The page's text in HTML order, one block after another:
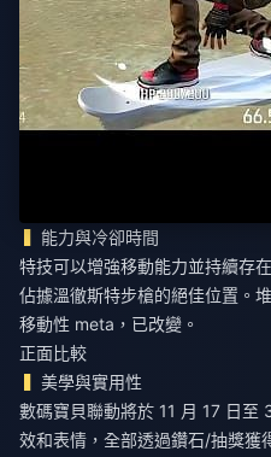
能力與冷卻時間
特技可以增強移動能力並持續存
佔據溫徹斯特步槍的絕佳位置。
移動性 meta，已改變。
正面比較
美學與實用性
數碼寶貝聯動將於 11 月 17 日至
效和表情，全部透過鑽石/抽獎